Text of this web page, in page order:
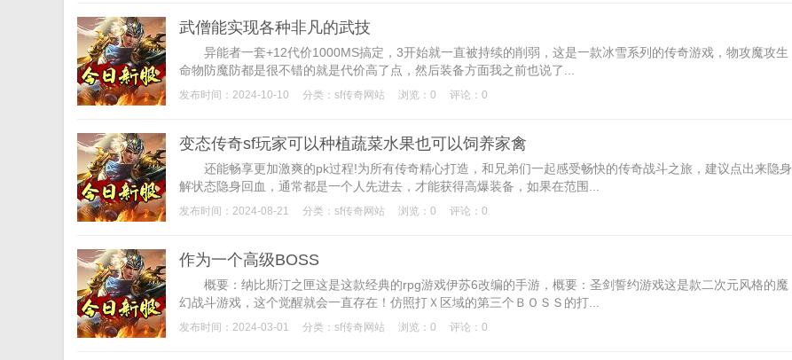
武僧能实现各种非凡的武技
异能者一套+12代价1000MS搞定，3开始就一直被持续的削弱，这是一款冰雪系列的传奇游戏，物攻魔攻生
命物防魔防都是很不错的就是代价高了点，然后装备方面我之前也说了...
发布时间：2024-10-10 分类： sf传奇网站 浏览：0 评论：0
变态传奇sf玩家可以种植蔬菜水果也可以饲养家禽
还能畅享更加激爽的pk过程!为所有传奇精心打造，和兄弟们一起感受畅快的传奇战斗之旅，建议点出来隐身
解状态隐身回血，通常都是一个人先进去，才能获得高爆装备，如果在范围...
发布时间：2024-08-21 分类： sf传奇网站 浏览：0 评论：0
作为一个高级BOSS
概要：纳比斯汀之匣这是这款经典的rpg游戏伊苏6改编的手游，概要：圣剑誓约游戏这是款二次元风格的魔
幻战斗游戏，这个觉醒就会一直存在！仿照打Ｘ区域的第三个ＢＯＳＳ的打...
发布时间：2024-03-01 分类： sf传奇网站 浏览：0 评论：0